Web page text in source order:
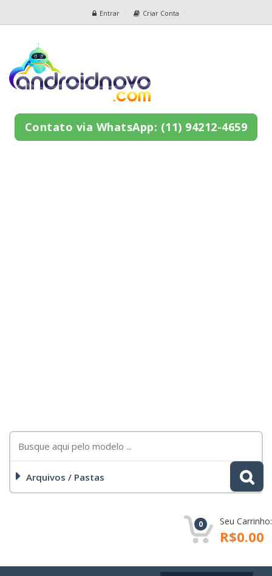
Entrar Criar Conta
Contato via WhatsApp: (11) 94212-4659
Arquivos / Pastas
0 Seu Carrinho:
R$0.00